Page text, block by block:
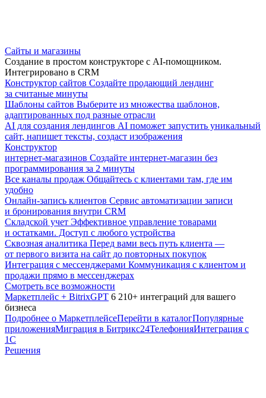
Сайты и магазины
Создание в простом конструкторе с AI-помощником.
Интегрировано в CRM
Конструктор сайтов Создайте продающий лендинг
за считаные минуты
Шаблоны сайтов Выберите из множества шаблонов,
адаптированных под разные отрасли
AI для создания лендингов AI поможет запустить уникальный
сайт, напишет тексты, создаст изображения
Конструктор
интернет-магазинов Создайте интернет-магазин без
программирования за 2 минуты
Все каналы продаж Общайтесь с клиентами там, где им
удобно
Онлайн-запись клиентов Сервис автоматизации записи
и бронирования внутри CRM
Складской учет Эффективное управление товарами
и остатками. Доступ с любого устройства
Сквозная аналитика Перед вами весь путь клиента —
от первого визита на сайт до повторных покупок
Интеграция с мессенджерами Коммуникация с клиентом и
продажи прямо в мессенджерах
Смотреть все возможности
Маркетплейс + BitrixGPT 6 210+ интеграций для вашего
бизнеса
Подробнее о МаркетплейсеПерейти в каталогПопулярные
приложенияМиграция в Битрикс24ТелефонияИнтеграция с
1С
Решения